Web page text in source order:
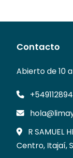
Contacto
Abierto de 10
R SAMUEL
Centro, Itajaí,